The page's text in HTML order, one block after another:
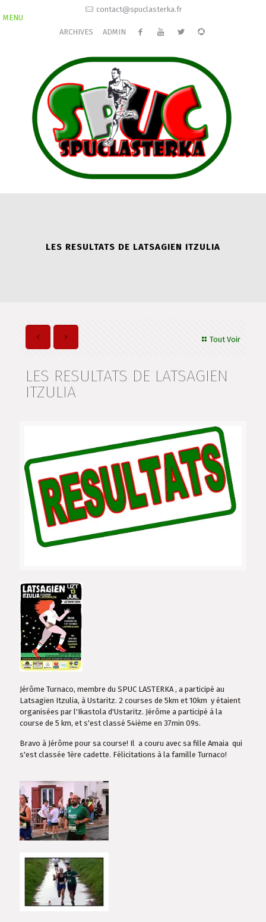
contact@spuclasterka.fr
ARCHIVES ADMIN
MENU
LES RESULTATS DE LATSAGIEN ITZULIA
Tout Voir
LES RESULTATS DE LATSAGIEN
ITZULIA
Jérôme Turnaco, membre du SPUC LASTERKA , a participé au
Latsagien Itzulia, à Ustaritz. 2 courses de 5km et 10km y étaient
organisées par l'Ikastola d'Ustaritz. Jérôme a participé à la
course de 5 km, et s'est classé 54ième en 37min 09s.
Bravo à Jérôme pour sa course! Il a couru avec sa fille Amaia qui
s'est classée 1ère cadette. Félicitations à la famille Turnaco!